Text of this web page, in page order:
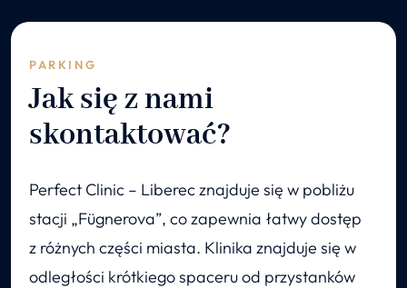
PARKING
Jak się z nami
skontaktować?
Perfect Clinic – Liberec znajduje się w pobliżu
stacji „Fügnerova”, co zapewnia łatwy dostęp
z różnych części miasta. Klinika znajduje się w
odległości krótkiego spaceru od przystanków